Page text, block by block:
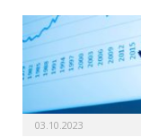
03.10.2023